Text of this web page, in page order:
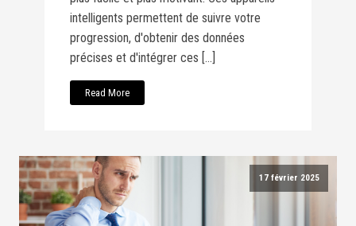
intelligents permettent de suivre votre
progression, d'obtenir des données
précises et d'intégrer ces […]
Read More
17 février 2025